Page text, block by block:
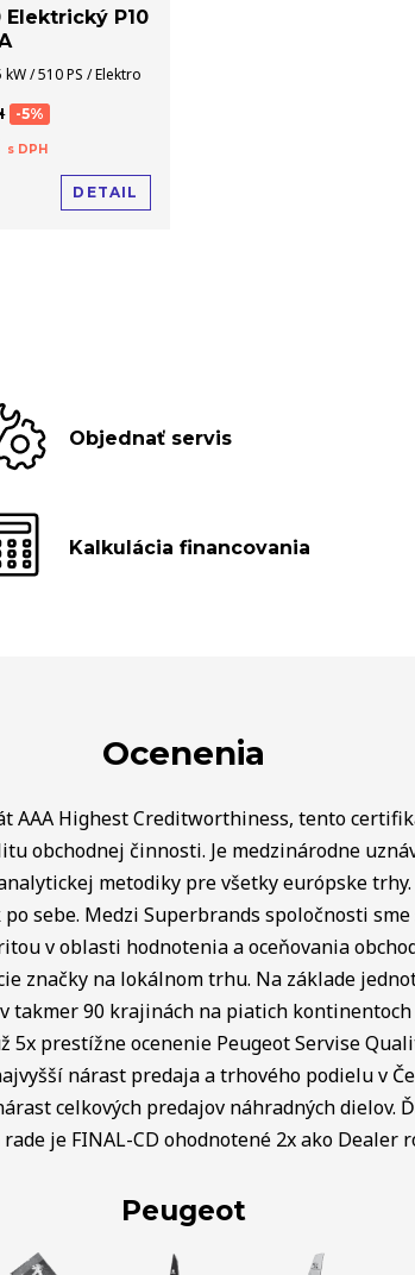
Elektrický P10
/ 510 PS / Elektro
-5%
s DPH
DETAIL
Objednať servis
Kalkulácia financovania
Ocenenia
AAA Highest Creditworthiness, tento
obchodnej činnosti. Je medzinárodne
metodiky pre všetky európske
sebe. Medzi Superbrands spoločnosti sme
v oblasti hodnotenia a oceňovania
značky na lokálnom trhu. Na základe
takmer 90 krajinách na piatich
5x prestížne ocenenie Peugeot Servise
nárast predaja a trhového podielu v
celkových predajov náhradných dielov.
je FINAL-CD ohodnotené 2x ako Dealer
Peugeot